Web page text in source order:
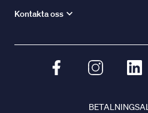
Kontakta oss